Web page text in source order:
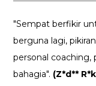
"Sempat berfikir
berguna lagi,
personal coaching,
bahagia". (Z*d**